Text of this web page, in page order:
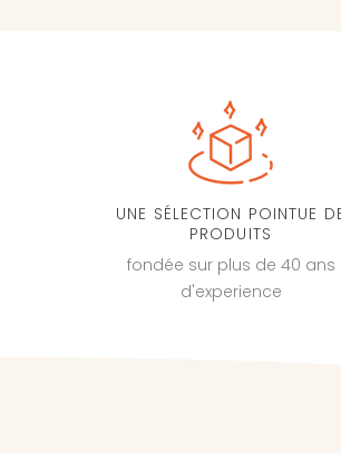
UNE SÉLECTION POINTUE
PRODUITS
fondée sur plus de 40 ans
d'experience